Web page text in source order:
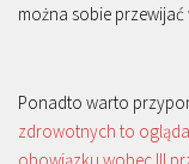
można sobie
Ponadto warto
zdrowotnych to